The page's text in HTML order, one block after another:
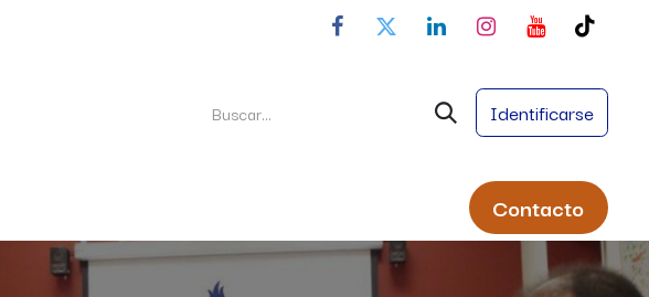
Identificarse
Contacto